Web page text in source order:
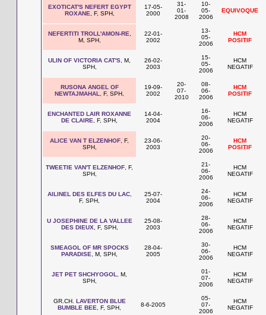
EXOTICAT'S NEFERT EGYPT
ROXANE , F, SPH,
17-05-
2000
31-
01-
2008
10-
05-
2006
EQUIVOQUE
NEFERTITI TROLL'AMON-RE
M, SPH,
22-01-
2002
13-
05-
2006
HCM
POSITIF
ULIN OF VICTORIA CAT'S , M,
SPH,
26-02-
2003
15-
05-
2006
HCM
NEGATIF
RUSONA ANGEL OF
NEWTAJMAHAL
, F, SPH,
19-09-
2002
20-
07-
2010
08-
06-
2006
HCM
POSITIF
ENCHANTED LAIR ROXANNE
DE CLAIRE , F, SPH,
14-04-
2004
16-
06-
2006
HCM
NEGATIF
ALICE VAN T ELZENHOF , F,
SPH,
23-06-
2003
20-
06-
2006
HCM
POSITIF
TWEETIE VAN'T ELZENHOF , F,
SPH,
21-
06-
2006
HCM
NEGATIF
AILINEL DES ELFES DU LAC,
F, SPH,
25-07-
2004
24-
06-
2006
HCM
NEGATIF
U JOSEPHINE DE LA VALLEE
DES DIEUX , F, SPH,
25-08-
2003
28-
06-
2006
HCM
NEGATIF
SMEAGOL OF MR SPOCKS
PARADISE , M, SPH,
28-04-
2005
30-
06-
2006
HCM
NEGATIF
JET PET SHCHYOGOL
, M,
SPH,
01-
07-
2006
HCM
NEGATIF
GR.CH. LAVERTON BLUE
BUMBLE BEE , F, SPH, 8-6-2005
05-
07-
2006
HCM
NEGATIF